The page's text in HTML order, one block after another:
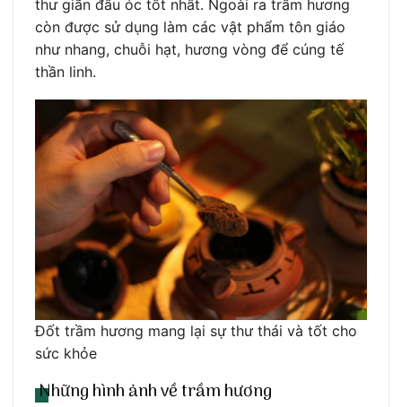
thư giãn đầu óc tốt nhất. Ngoài ra trầm hương
còn được sử dụng làm các vật phẩm tôn giáo
như nhang, chuỗi hạt, hương vòng để cúng tế
thần linh.
Đốt trầm hương mang lại sự thư thái và tốt cho
sức khỏe
Những hình ảnh về trầm hương